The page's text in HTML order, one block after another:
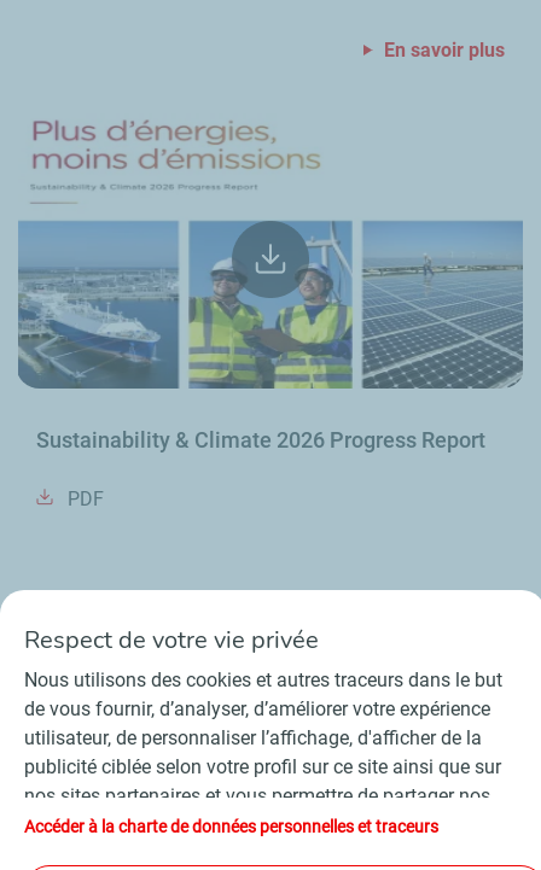
En savoir plus
Sustainability & Climate 2026 Progress Report
PDF
Contact Fournisseurs
Espace presse
Conditions Générales d’Utilisation
Charte de données personnelles et cookies
Accessibilité : partiellement conforme
Plan du site
Respect de votre vie privée
Nous utilisons des cookies et autres traceurs dans le but
de vous fournir, d’analyser, d’améliorer votre expérience
utilisateur, de personnaliser l’affichage, d'afficher de la
publicité ciblée selon votre profil sur ce site ainsi que sur
nos sites partenaires et vous permettre de partager nos
contenus sur les réseaux sociaux. Conformément à la
Accéder à la charte de données personnelles et traceurs